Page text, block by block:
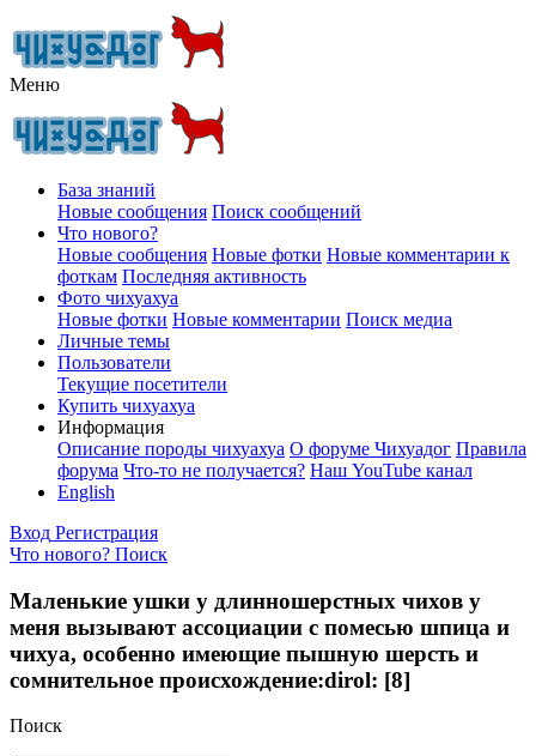
Меню
База знаний
Новые сообщения Поиск сообщений
Что нового?
Новые сообщения Новые фотки Новые комментарии к
фоткам Последняя активность
Фото чихуахуа
Новые фотки Новые комментарии Поиск медиа
Личные темы
Пользователи
Текущие посетители
Купить чихуахуа
Информация
Описание породы чихуахуа О форуме Чихуадог Правила
форума Что-то не получается? Наш YouTube канал
English
Вход Регистрация
Что нового? Поиск
Маленькие ушки у длинношерстных чихов у
меня вызывают ассоциации с помесью шпица и
чихуа, особенно имеющие пышную шерсть и
сомнительное происхождение:dirol: [8]
Поиск